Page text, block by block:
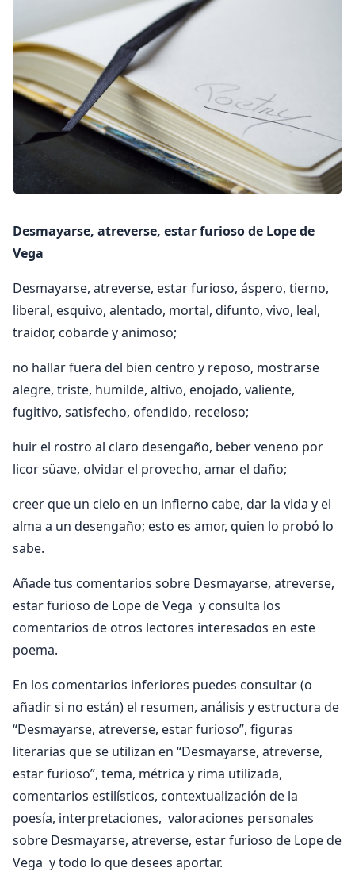
Desmayarse, atreverse, estar furioso de Lope de
Vega
Desmayarse, atreverse, estar furioso, áspero, tierno,
liberal, esquivo, alentado, mortal, difunto, vivo, leal,
traidor, cobarde y animoso;
no hallar fuera del bien centro y reposo, mostrarse
alegre, triste, humilde, altivo, enojado, valiente,
fugitivo, satisfecho, ofendido, receloso;
huir el rostro al claro desengaño, beber veneno por
licor süave, olvidar el provecho, amar el daño;
creer que un cielo en un infierno cabe, dar la vida y el
alma a un desengaño; esto es amor, quien lo probó lo
sabe.
Añade tus comentarios sobre Desmayarse, atreverse,
estar furioso de Lope de Vega y consulta los
comentarios de otros lectores interesados en este
poema.
En los comentarios inferiores puedes consultar (o
añadir si no están) el resumen, análisis y estructura de
“Desmayarse, atreverse, estar furioso”, figuras
literarias que se utilizan en “Desmayarse, atreverse,
estar furioso”, tema, métrica y rima utilizada,
comentarios estilísticos, contextualización de la
poesía, interpretaciones, valoraciones personales
sobre Desmayarse, atreverse, estar furioso de Lope de
Vega y todo lo que desees aportar.